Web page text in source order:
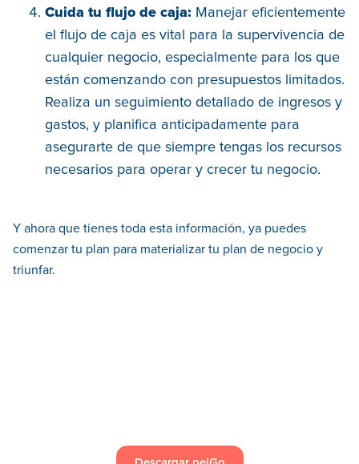
Cuida tu flujo de caja: Manejar eficientemente
el flujo de caja es vital para la supervivencia de
cualquier negocio, especialmente para los que
están comenzando con presupuestos limitados.
Realiza un seguimiento detallado de ingresos y
gastos, y planifica anticipadamente para
asegurarte de que siempre tengas los recursos
necesarios para operar y crecer tu negocio.
Y ahora que tienes toda esta información, ya puedes
comenzar tu plan para materializar tu plan de negocio y
triunfar.